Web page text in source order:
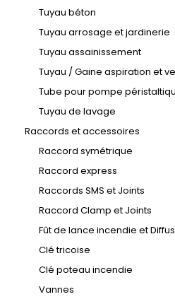
Tuyau béton
Tuyau arrosage et jardinerie
Tuyau assainissement
Tuyau / Gaine aspiration et
Tube pour pompe
Tuyau de lavage
Raccords et accessoires
Raccord symétrique
Raccord express
Raccords SMS et Joints
Raccord Clamp et Joints
Fût de lance incendie et
Clé tricoise
Clé poteau incendie
Vannes